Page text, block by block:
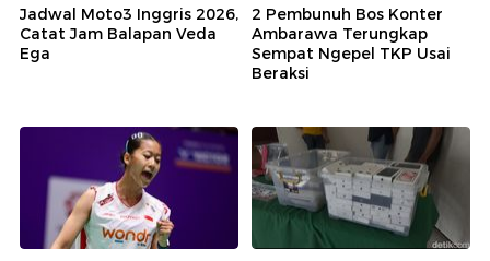
Jadwal Moto3 Inggris 2026,
Catat Jam Balapan Veda
Ega
2 Pembunuh Bos Konter
Ambarawa Terungkap
Sempat Ngepel TKP Usai
Beraksi